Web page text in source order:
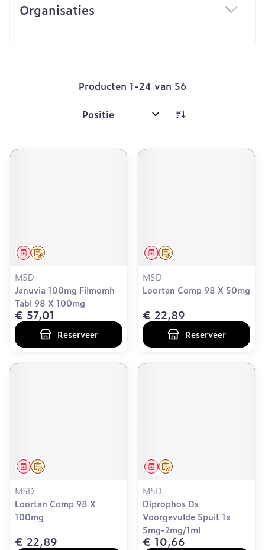
Organisaties
Producten 1-24 van 56
Sorteer op:
Op voorschrift
Geneesmiddel
MSD
Januvia 100mg Filmomh
Tabl 98 X 100mg
€ 57,01
Reserveer
Op voorschrift
Geneesmiddel
MSD
Loortan Comp 98 X 50mg
€ 22,89
Reserveer
Op voorschrift
Geneesmiddel
MSD
Loortan Comp 98 X
100mg
€ 22,89
Op voorschrift
Geneesmiddel
MSD
Diprophos Ds
Voorgevulde Spuit 1x
5mg-2mg/1ml
€ 10,66